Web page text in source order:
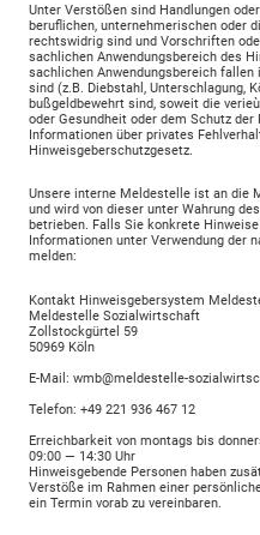
Unter Verstößen sind Handlungen
beruflichen, unternehmerischen oder
rechtswidrig sind und Vorschriften
sachlichen Anwendungsbereich des
sachlichen Anwendungsbereich
sind (z.B. Diebstahl, Unterschlagung,
bußgeldbewehrt sind, soweit die
oder Gesundheit oder dem Schutz
Informationen über privates
Hinweisgeberschutzgesetz.
Unsere interne Meldestelle ist an die
und wird von dieser unter Wahrung
betrieben. Falls Sie konkrete
Informationen unter Verwendung der
melden:
Kontakt Hinweisgebersystem
Meldestelle Sozialwirtschaft
Zollstockgürtel 59
50969 Köln
E-Mail: wmb@meldestelle-
Telefon: +49 221 936 467 12
Erreichbarkeit von montags bis
09:00 — 14:30 Uhr
Hinweisgebende Personen haben
Verstöße im Rahmen einer
ein Termin vorab zu vereinbaren.